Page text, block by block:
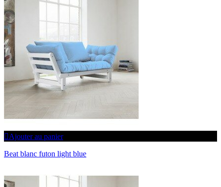
Ajouter au panier
Beat blanc futon light blue